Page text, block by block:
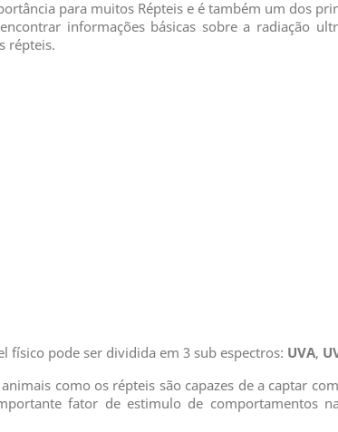
para muitos Répteis e é também um dos
informações básicas sobre a radiação
répteis.
físico pode ser dividida em 3 sub espectros: UVA,
como os répteis são capazes de a captar
fator de estimulo de comportamentos